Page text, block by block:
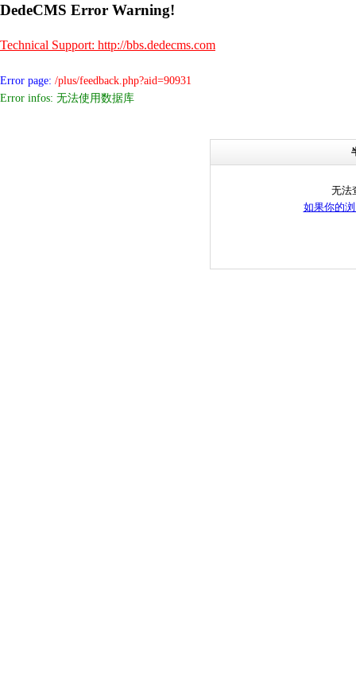
DedeCMS Error Warning!
Technical Support: http://bbs.dedecms.com
Error page: /plus/feedback.php?aid=90931
Error infos: 无法使用数据库
无法
如果你的